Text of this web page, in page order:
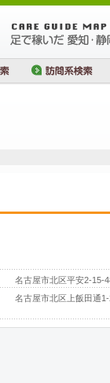
名古屋市北区平安2-15-
名古屋市北区上飯田通